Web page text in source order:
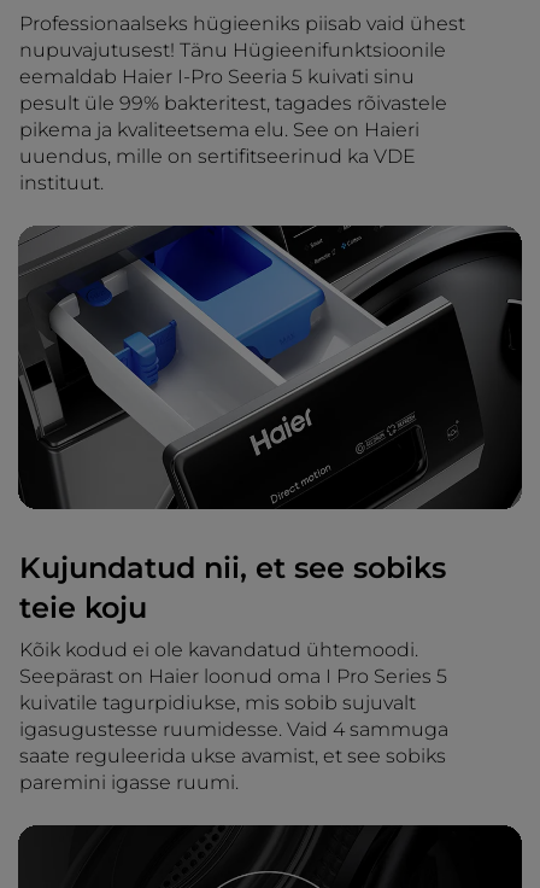
Professionaalseks hügieeniks piisab vaid ühest
nupuvajutusest! Tänu Hügieenifunktsioonile
eemaldab Haier I-Pro Seeria 5 kuivati sinu
pesult üle 99% bakteritest, tagades rõivastele
pikema ja kvaliteetsema elu. See on Haieri
uuendus, mille on sertifitseerinud ka VDE
instituut.
Kujundatud nii, et see sobiks
teie koju
Kõik kodud ei ole kavandatud ühtemoodi.
Seepärast on Haier loonud oma I Pro Series 5
kuivatile tagurpidiukse, mis sobib sujuvalt
igasugustesse ruumidesse. Vaid 4 sammuga
saate reguleerida ukse avamist, et see sobiks
paremini igasse ruumi.